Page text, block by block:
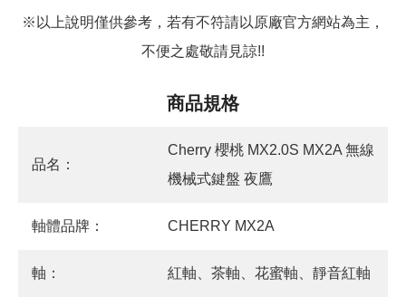
※以上說明僅供參考，若有不符請以原廠官方網站為主，
不便之處敬請見諒!!
商品規格
品名：
Cherry 櫻桃 MX2.0S MX2A 無線
機械式鍵盤 夜鷹
軸體品牌： CHERRY MX2A
軸： 紅軸、茶軸、花蜜軸、靜音紅軸